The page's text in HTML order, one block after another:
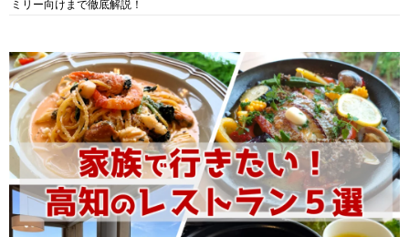
ミリー向けまで徹底解説！